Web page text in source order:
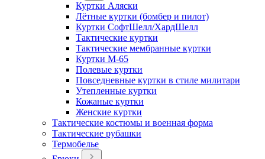
Куртки Аляски
Лётные куртки (бомбер и пилот)
Куртки СофтШелл/ХардШелл
Тактические куртки
Тактические мембранные куртки
Куртки М-65
Полевые куртки
Повседневные куртки в стиле милитари
Утепленные куртки
Кожаные куртки
Женские куртки
Тактические костюмы и военная форма
Тактические рубашки
Термобелье